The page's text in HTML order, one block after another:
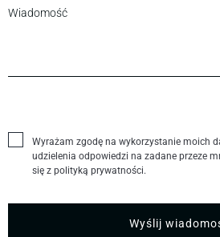
Wyrażam zgodę na wykorzystanie moich
udzielenia odpowiedzi na zadane przeze
się z polityką prywatności.